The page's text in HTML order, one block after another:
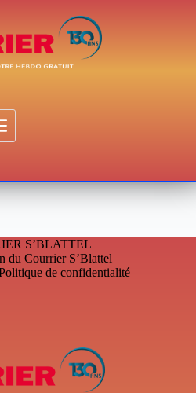
S’BLATTEL
du Courrier S’Blattel
de confidentialité